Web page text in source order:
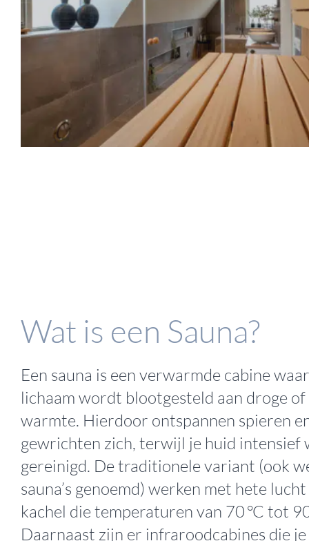
Wat is een Sauna?
Een sauna is een verwarmde cabine
lichaam wordt blootgesteld aan droge
warmte. Hierdoor ontspannen spieren
gewrichten zich, terwijl je huid intensief
gereinigd. De traditionele variant (ook
sauna’s genoemd) werken met hete
kachel die temperaturen van 70 °C tot
Daarnaast zijn er infraroodcabines die